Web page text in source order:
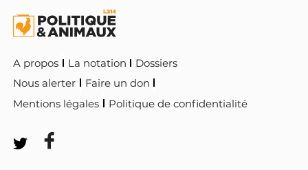
A propos La notation
Dossiers
Nous alerter
Faire un don
Mentions légales
Politique de confidentialité